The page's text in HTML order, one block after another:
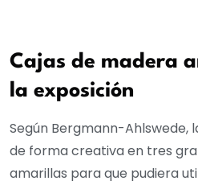
Cajas de madera
la exposición
Según Bergmann-Ahlswede,
de forma creativa en tres
amarillas para que pudiera